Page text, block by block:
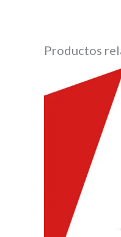
Productos